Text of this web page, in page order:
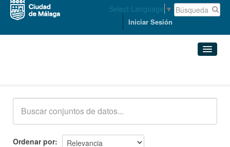
Select Language ▼
Iniciar Sesión
Ordenar por